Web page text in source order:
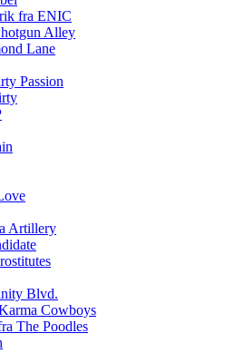
fra ENIC
Alley
Lane
Passion
Artillery
Blvd.
Cowboys
The Poodles